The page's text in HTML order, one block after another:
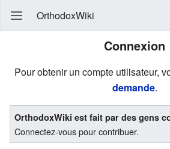
OrthodoxWiki
Connexion
Pour obtenir un compte utilisateur,
demande.
OrthodoxWiki est fait par des gens
Connectez-vous pour contribuer.